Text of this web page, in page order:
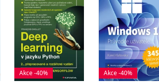
Akce -40% Akce -40%